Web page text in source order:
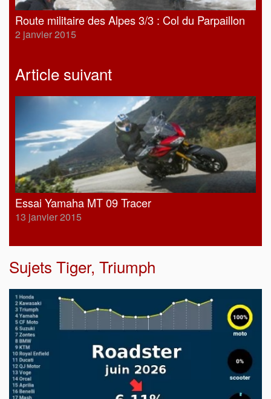
Route militaire des Alpes 3/3 : Col du Parpaillon
2 janvier 2015
Article suivant
Essai Yamaha MT 09 Tracer
13 janvier 2015
Sujets Tiger, Triumph